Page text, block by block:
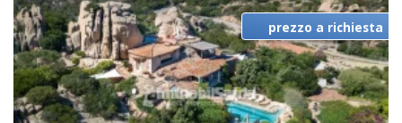
prezzo a richiesta